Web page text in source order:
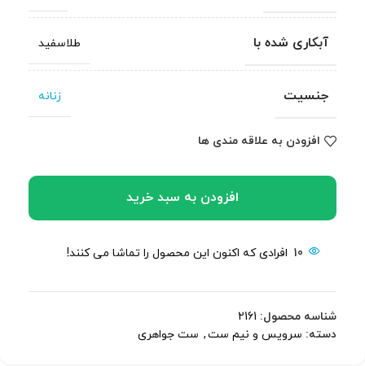
آبکاری شده با طلاسفید
جنسیت زنانه
افزودن به علاقه مندی ها
افزودن به سبد خرید
10 افرادی که اکنون این محصول را تماشا می کنند!
شناسه محصول: 2161
دسته: سرویس و نیم ست, ست جواهری